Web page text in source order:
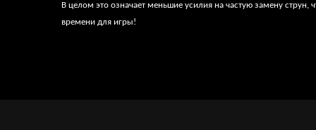
В целом это означает меньшие усилия на частую замену струн,
времени для игры!